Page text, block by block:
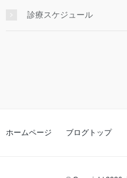
診療スケジュール
ホームページ ブログトップ